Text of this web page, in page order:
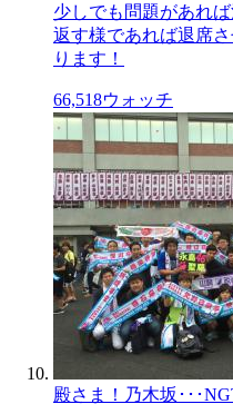
少しでも問題があれ
返す様であれば退席
ります！
66,518ウォッチ
殿さま！乃木坂･･･